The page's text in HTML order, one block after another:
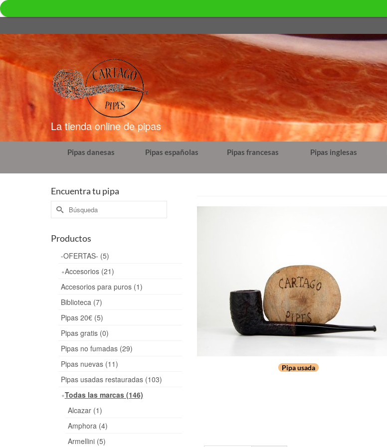
La tienda online de pipas
Pipas danesas Pipas españolas Pipas francesas Pipas inglesas
Pipa usada
Encuentra tu pipa
Buscar
por:
Productos
-OFERTAS- (5)
Accesorios (21)
Accesorios para puros (1)
Biblioteca (7)
Pipas 20€ (5)
Pipas gratis (0)
Pipas no fumadas (29)
Pipas nuevas (11)
Pipas usadas restauradas (103)
Todas las marcas (146)
Alcazar (1)
Amphora (4)
Armellini (5)